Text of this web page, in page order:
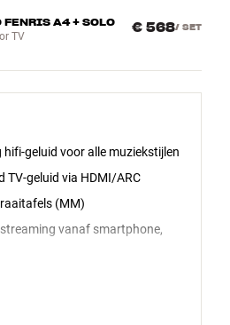
FENRIS A4 + SOLO
TV
€ 568/ SET
hifi-geluid voor alle muziekstijlen
TV-geluid via HDMI/ARC
(MM)
vanaf smartphone,